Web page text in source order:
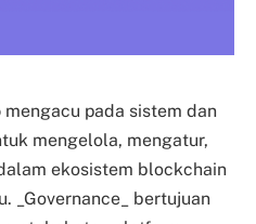
mengacu pada sistem dan
mengelola, mengatur,
ekosistem blockchain
_Governance_ bertujuan